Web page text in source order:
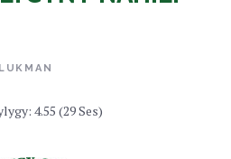
LUKMAN
4.55 (29 Ses)